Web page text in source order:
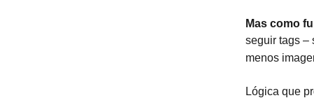
Mas como
seguir tags –
menos
Lógica que